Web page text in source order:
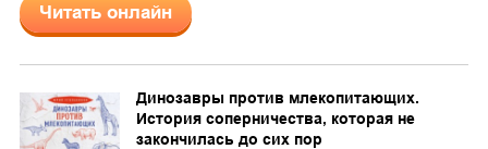
Читать онлайн
Динозавры против млекопитающих.
История соперничества, которая не
закончилась до сих пор